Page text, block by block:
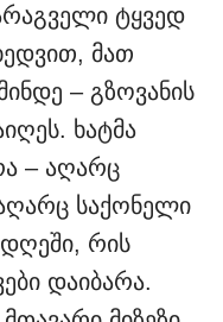
ტყვედ
მათ
– გზოვანის
ხატმა
– აღარც
საქონელი
რის
დაიბარა.